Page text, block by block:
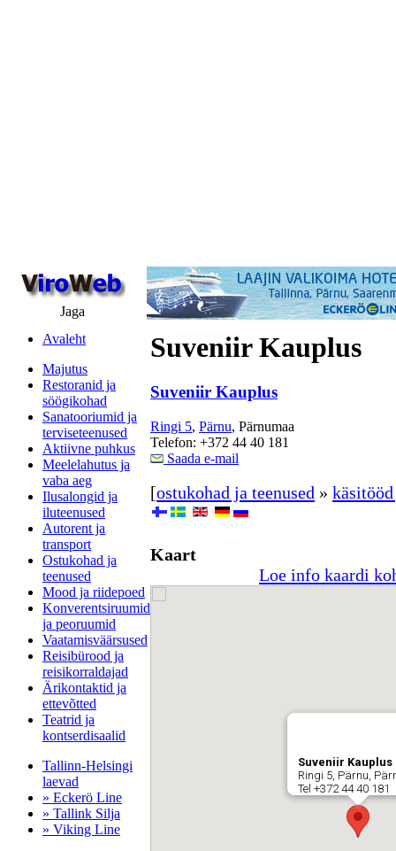
Jaga
Avaleht
Majutus
Restoranid ja
söögikohad
Sanatooriumid ja
terviseteenused
Aktiivne puhkus
Meelelahutus ja
vaba aeg
Ilusalongid ja
iluteenused
Autorent ja
transport
Ostukohad ja
teenused
Mood ja riidepoed
Konverentsiruumid
ja peoruumid
Vaatamisväärsused
Reisibürood ja
reisikorraldajad
Ärikontaktid ja
ettevõtted
Teatrid ja
kontserdisaalid
Tallinn-Helsingi
laevad
» Eckerö Line
» Tallink Silja
» Viking Line
Suveniir Kauplus
Suveniir Kauplus
Ringi 5, Pärnu, Pärnumaa
Telefon: +372 44 40 181
Saada e-mail
[ostukohad ja teenused »
Kaart
Loe info kaardi
Suveniir Kauplus
Ringi 5, Pärnu,
Tel +372 44 40 181